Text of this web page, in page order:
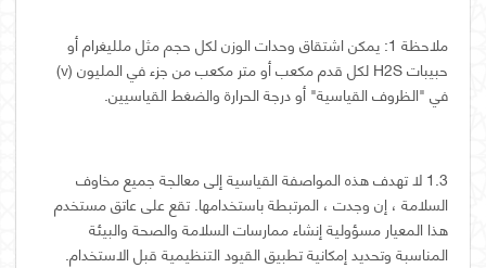
ملاحظة 1: يمكن اشتقاق وحدات الوزن لكل حجم مثل ملليغرام أو
حبيبات H2S لكل قدم مكعب أو متر مكعب من جزء في المليون (v)
في "الظروف القياسية" أو درجة الحرارة والضغط القياسيين.
1.3 لا تهدف هذه المواصفة القياسية إلى معالجة جميع مخاوف
السلامة ، إن وجدت ، المرتبطة باستخدامها. تقع على عاتق مستخدم
هذا المعيار مسؤولية إنشاء ممارسات السلامة والصحة والبيئة
المناسبة وتحديد إمكانية تطبيق القيود التنظيمية قبل الاستخدام.